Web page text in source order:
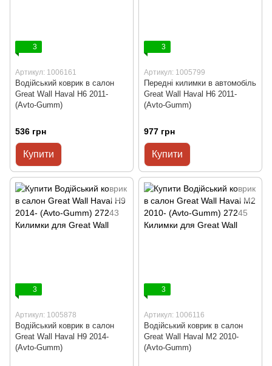
3
Артикул: 1006161
Водійський коврик в салон
Great Wall Haval H6 2011-
(Avto-Gumm)
536 грн
Купити
3
Артикул: 1005799
Передні килимки в автомобіль
Great Wall Haval H6 2011-
(Avto-Gumm)
977 грн
Купити
3
Артикул: 1005878
Водійський коврик в салон
Great Wall Haval H9 2014-
(Avto-Gumm)
3
Артикул: 1006116
Водійський коврик в салон
Great Wall Haval M2 2010-
(Avto-Gumm)